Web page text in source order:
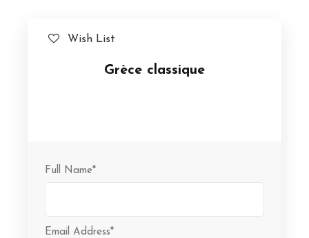
Wish List
Grèce classique
Full Name*
Email Address*